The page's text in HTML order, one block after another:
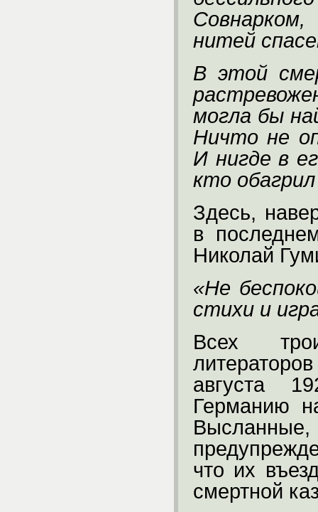
нитей
В этой
могла бы
Ничто не
И нигде в
кто
Здесь,
в
Николай
«Не
стихи и
Всех
августа
Германию
что их
смертной